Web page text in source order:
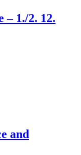
– 1./2. 12.
and